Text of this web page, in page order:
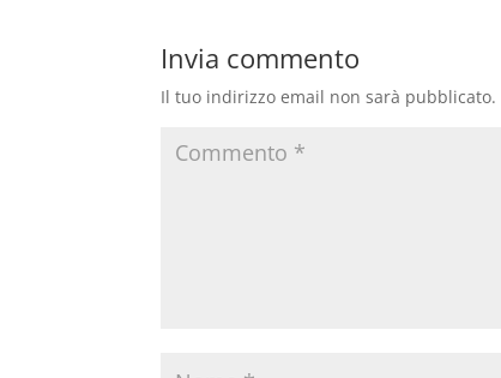
Invia commento
Il tuo indirizzo email non sarà pubblicato.